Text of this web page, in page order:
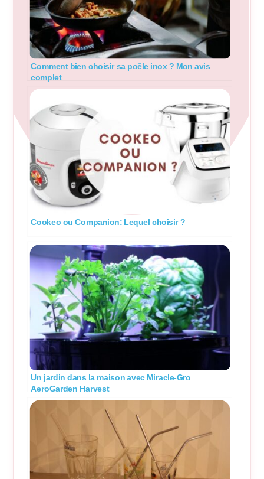
Comment bien choisir sa poêle inox ? Mon avis
complet
Cookeo ou Companion: Lequel choisir ?
Un jardin dans la maison avec Miracle-Gro
AeroGarden Harvest